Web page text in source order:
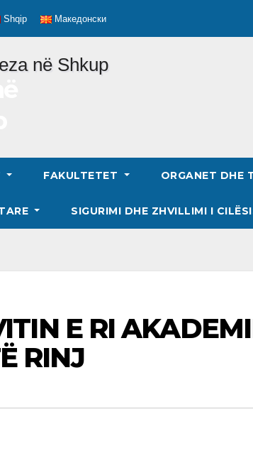
Shqip Македонски
FAKULTETET ORGANET DHE
SIGURIMI DHE ZHVILLIMI I
E RI
RINJ